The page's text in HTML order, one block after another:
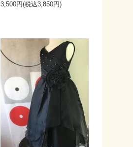
3,500円(税込3,850円)